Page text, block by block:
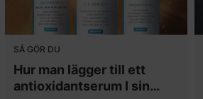
SÅ GÖR DU
Hur man lägger till ett
antioxidantserum I sin